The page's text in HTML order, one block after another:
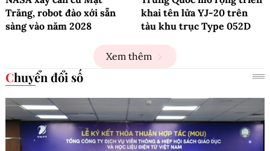
Trăng, robot đào xới sẵn
sàng vào năm 2028
khai tên lửa YJ-20 trên
tàu khu trục Type 052D
Xem thêm
Chuyển đổi số